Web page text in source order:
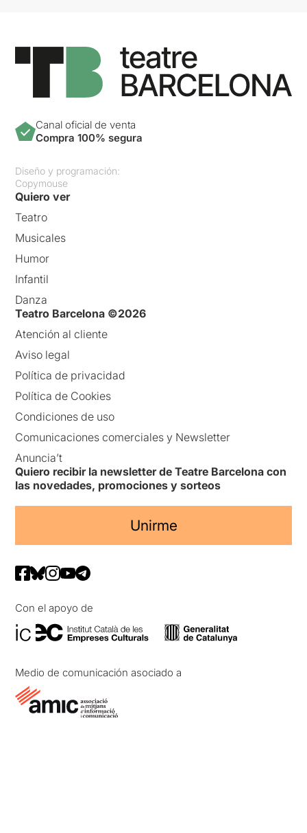
Canal oficial de venta
Compra 100% segura
Diseño y programación:
Copymouse
Quiero ver
Teatro
Musicales
Humor
Infantil
Danza
Teatro Barcelona ©2026
Atención al cliente
Aviso legal
Política de privacidad
Política de Cookies
Condiciones de uso
Comunicaciones comerciales y Newsletter
Anuncia’t
Quiero recibir la newsletter de Teatre Barcelona con
las novedades, promociones y sorteos
Unirme
Con el apoyo de
Medio de comunicación asociado a